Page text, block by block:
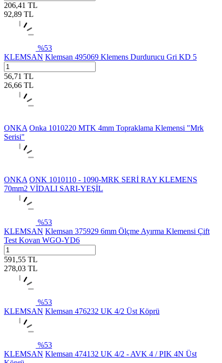
206,41 TL
92,89 TL
%53
KLEMSAN Klemsan 495069 Klemens Durdurucu Gri KD 5
56,71 TL
26,66 TL
ONKA Onka 1010220 MTK 4mm Topraklama Klemensi "Mrk
Serisi"
ONKA ONK 1010110 - 1090-MRK SERİ RAY KLEMENS
70mm2 VİDALI SARI-YEŞİL
%53
KLEMSAN Klemsan 375929 6mm Ölçme Ayırma Klemensi Çift
Test Kovan WGO-YD6
591,55 TL
278,03 TL
%53
KLEMSAN Klemsan 476232 UK 4/2 Üst Köprü
%53
KLEMSAN Klemsan 474132 UK 4/2 - AVK 4 / PIK 4N Üst